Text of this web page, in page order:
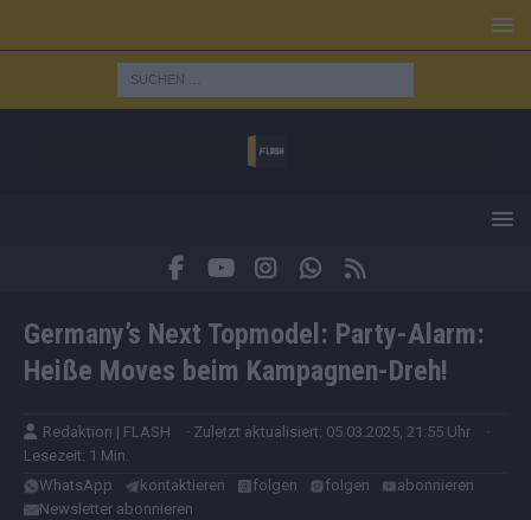
Germany’s Next Topmodel: Party-Alarm:
Heiße Moves beim Kampagnen-Dreh!
Redaktion | FLASH · Zuletzt aktualisiert: 05.03.2025, 21:55 Uhr
·
Lesezeit: 1 Min.
WhatsApp
kontaktieren folgen folgen
abonnieren
Newsletter abonnieren